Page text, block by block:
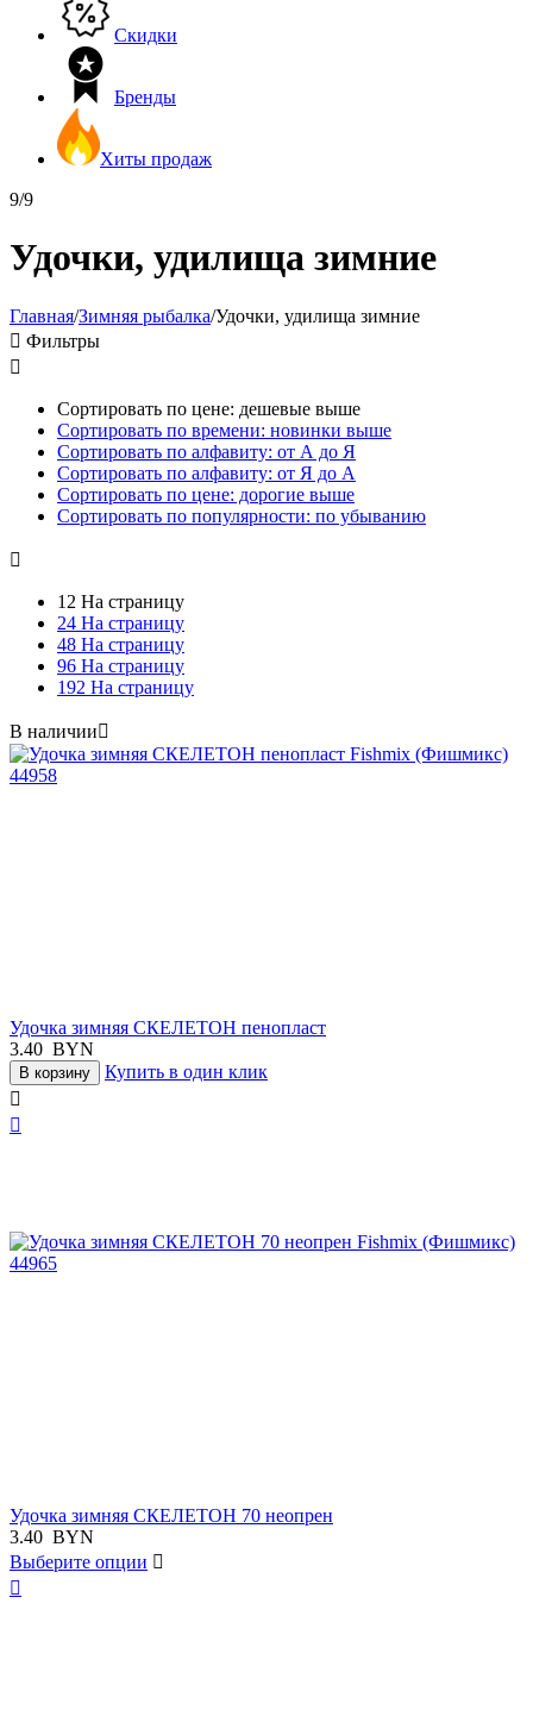
Скидки
Бренды
Хиты продаж
9/9
Удочки, удилища зимние
Главная/Зимняя рыбалка/Удочки, удилища зимние
 Фильтры

Сортировать по цене: дешевые выше
Сортировать по времени: новинки выше
Сортировать по алфавиту: от А до Я
Сортировать по алфавиту: от Я до А
Сортировать по цене: дорогие выше
Сортировать по популярности: по убыванию

12 На страницу
24 На страницу
48 На страницу
96 На страницу
192 На страницу
В наличии
Удочка зимняя СКЕЛЕТОН пенопласт
3.40 BYN
В корзину
Купить в один клик


Удочка зимняя СКЕЛЕТОН 70 неопрен
3.40 BYN
Выберите опции 
